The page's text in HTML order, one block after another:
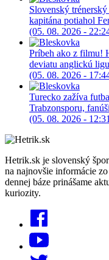
Slovenský
kapitána potiahol
(05. 08. 2026 -
Príbeh ako z filmu!
deviatu anglickú ligu
(05. 08. 2026 -
Turecko zažíva
Trabzonsporu,
(05. 08. 2026 -
Hetrik.sk je slovenský
na najnovšie informácie
dennej báze prinášame
kuriozity.